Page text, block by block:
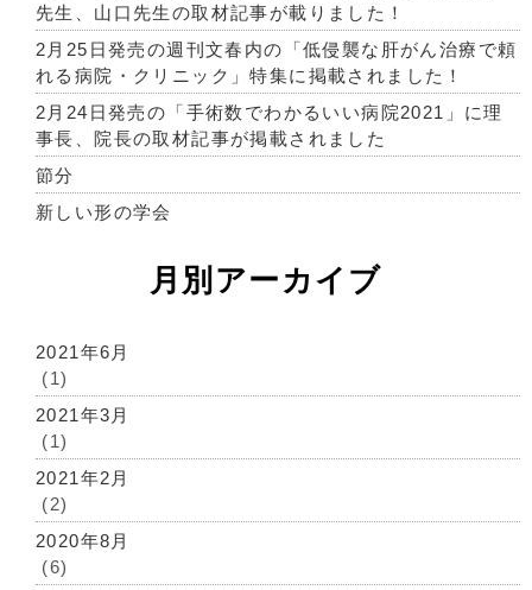
先生、山口先生の取材記事が載りました！
2月25日発売の週刊文春内の「低侵襲な肝がん治療で頼
れる病院・クリニック」特集に掲載されました！
2月24日発売の「手術数でわかるいい病院2021」に理
事長、院長の取材記事が掲載されました
節分
新しい形の学会
月別アーカイブ
2021年6月
(1)
2021年3月
(1)
2021年2月
(2)
2020年8月
(6)